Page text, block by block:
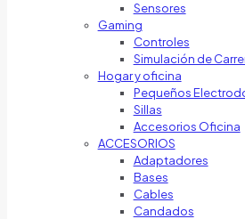
Sensores
Gaming
Controles
Simulación de
Hogar y oficina
Pequeños
Sillas
Accesorios Oficina
ACCESORIOS
Adaptadores
Bases
Cables
Candados